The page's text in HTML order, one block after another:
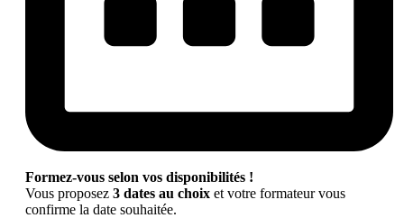
Formez-vous selon vos disponibilités !
Vous proposez 3 dates au choix et votre formateur vous
confirme la date souhaitée.